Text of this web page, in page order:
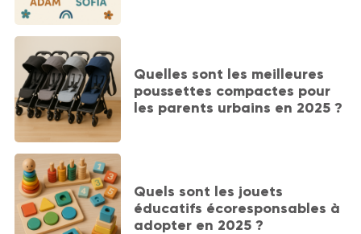
Quelles sont les meilleures
poussettes compactes pour
les parents urbains en 2025 ?
Quels sont les jouets
éducatifs écoresponsables à
adopter en 2025 ?